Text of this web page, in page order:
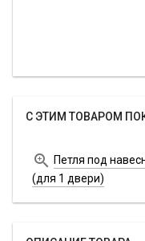
С ЭТИМ ТОВАРОМ
 Петля под
(для 1 двери)